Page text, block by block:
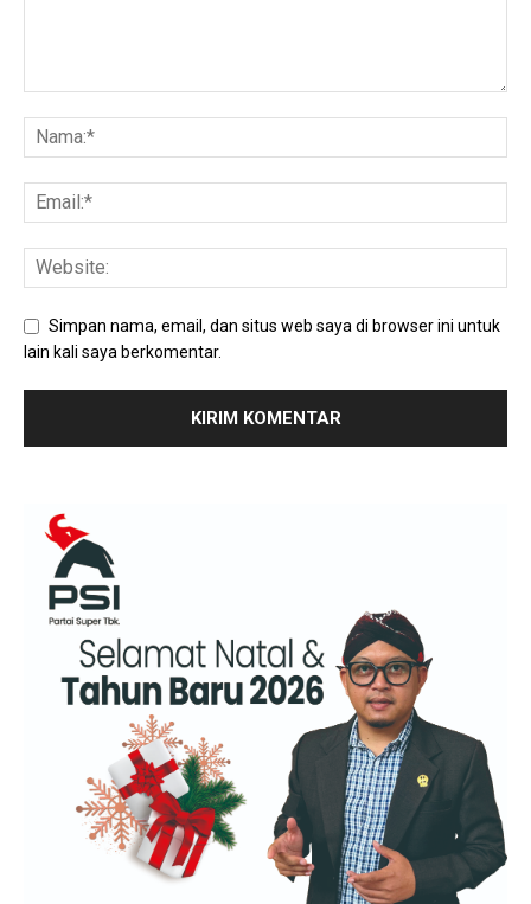
Simpan nama, email, dan situs web saya di browser ini untuk
lain kali saya berkomentar.